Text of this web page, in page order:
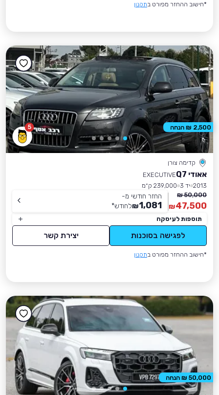
*חישוב ההחזר מפורט בתקנון
5
קדימה צורן
אאודי Q7
EXECUTIVE
2013 יד 3
239,000 ק״מ
50,000 ₪
47,500
₪
החזר חודשי מ-
1,081
₪לחודש*
תוספות לעיסקה
לפגישה בסוכנות יצירת קשר
*חישוב ההחזר מפורט בתקנון
2,500 ₪ הנחה
50,000 ₪ הנחה